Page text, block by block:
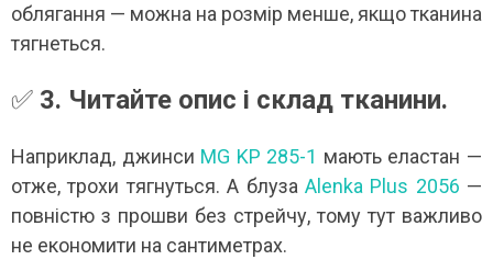
облягання — можна на розмір менше, якщо тканина
тягнеться.
✅ 3. Читайте опис і склад тканини.
Наприклад, джинси MG KP 285-1 мають еластан —
отже, трохи тягнуться. А блуза Alenka Plus 2056 —
повністю з прошви без стрейчу, тому тут важливо
не економити на сантиметрах.